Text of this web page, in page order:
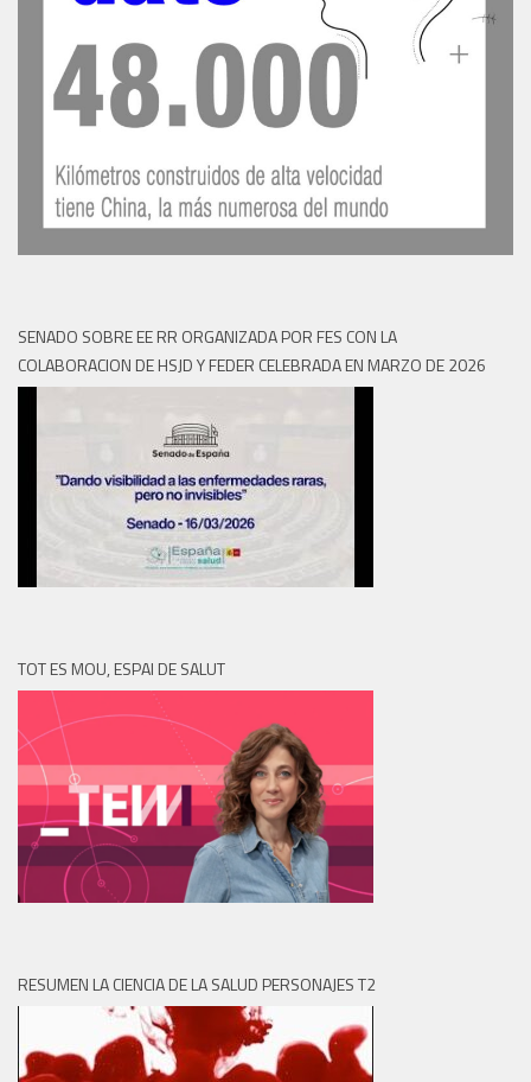
SENADO SOBRE EE RR ORGANIZADA POR FES CON LA
COLABORACION DE HSJD Y FEDER CELEBRADA EN MARZO DE 2026
TOT ES MOU, ESPAI DE SALUT
RESUMEN LA CIENCIA DE LA SALUD PERSONAJES T2